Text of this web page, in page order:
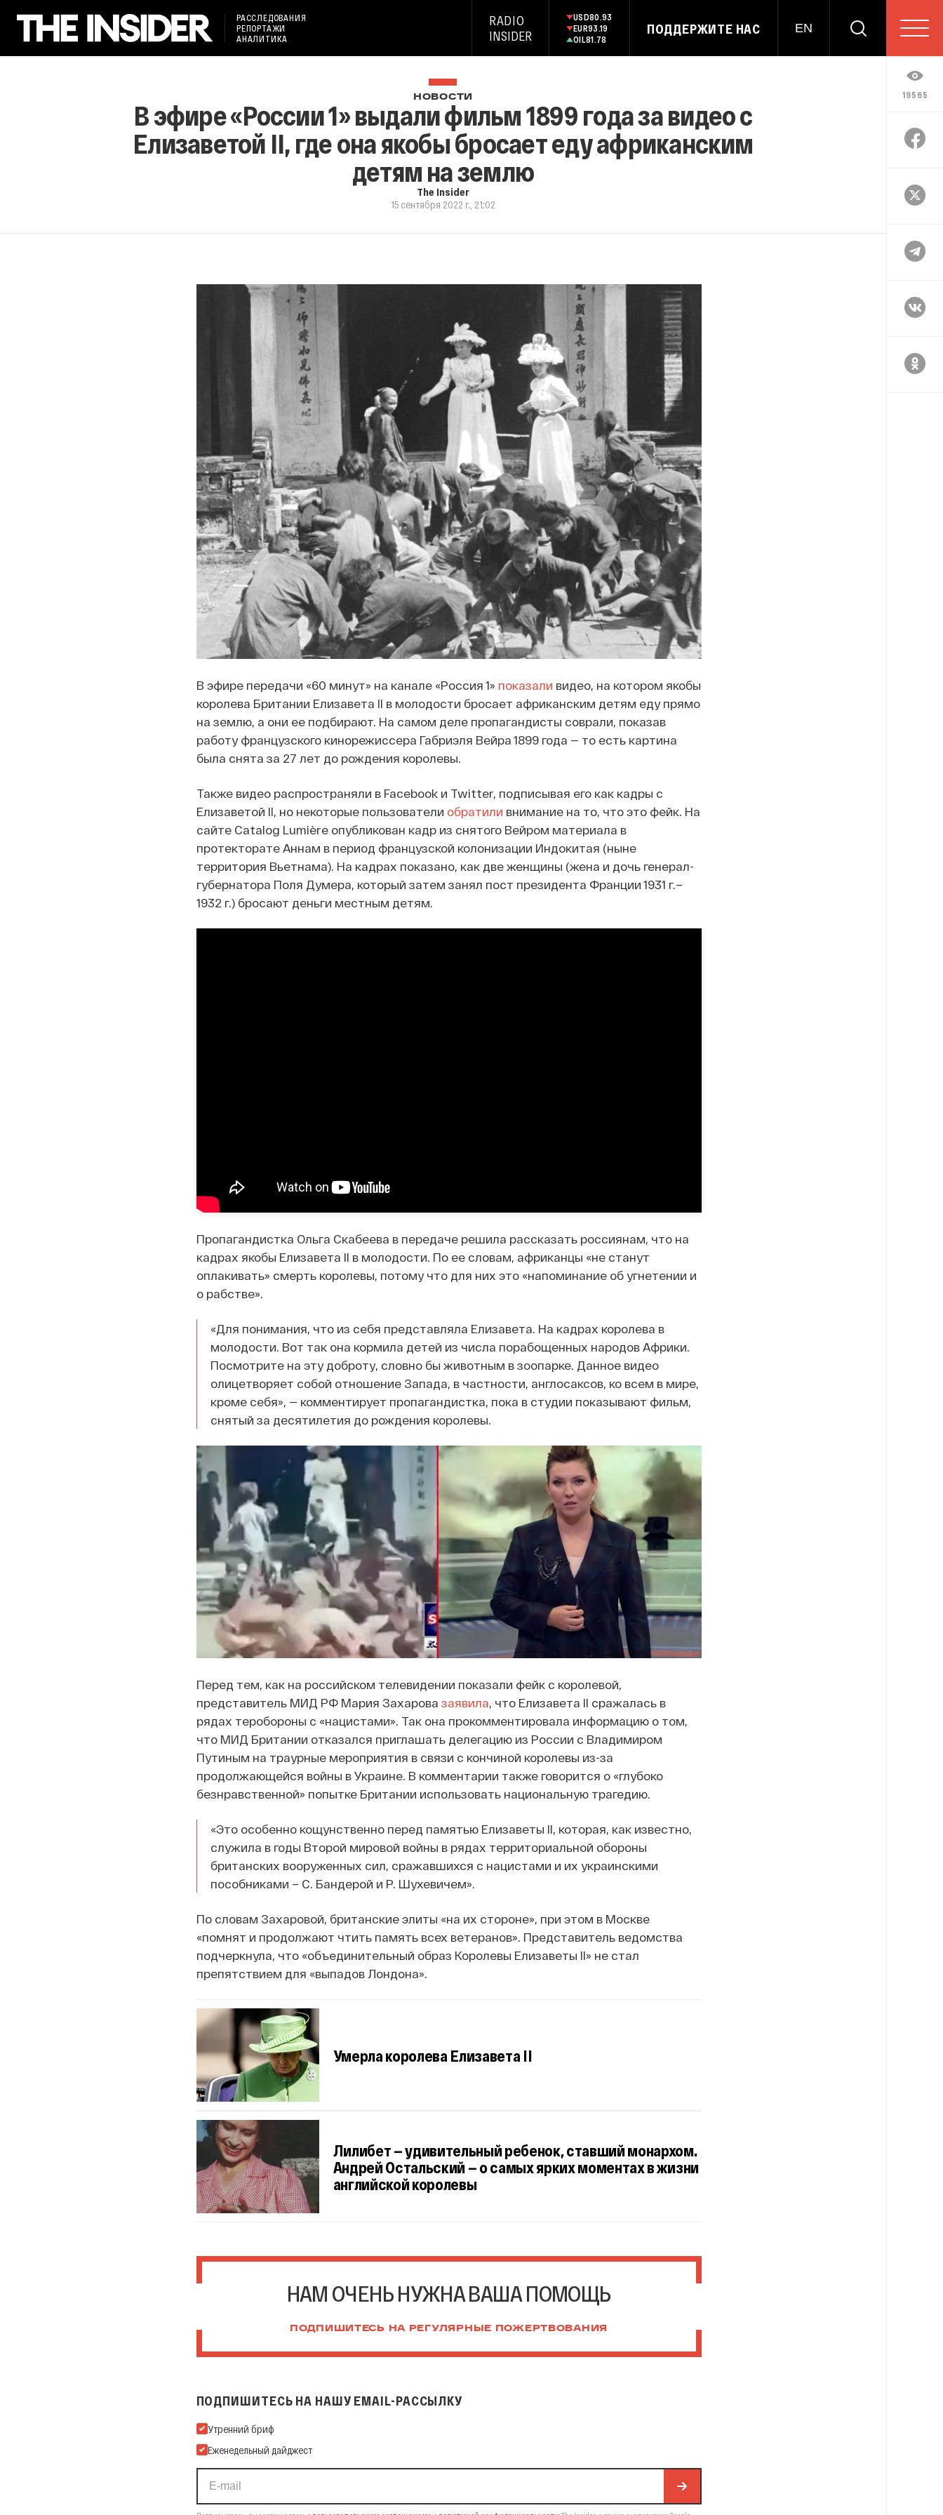
РАССЛЕДОВАНИЯ
РЕПОРТАЖИ
АНАЛИТИКА
RADIO
INSIDER
USD80.93
EUR93.19
OIL81.78
ПОДДЕРЖИТЕ НАС EN
19565
НОВОСТИ
В эфире «России 1» выдали фильм 1899 года за видео с
Елизаветой II, где она якобы бросает еду африканским
детям на землю
The Insider
15 сентября 2022 г., 21:02
В эфире передачи «60 минут» на канале «Россия 1» показали видео, на котором якобы
королева Британии Елизавета II в молодости бросает африканским детям еду прямо
на землю, а они ее подбирают. На самом деле пропагандисты соврали, показав
работу французского кинорежиссера Габриэля Вейра 1899 года — то есть картина
была снята за 27 лет до рождения королевы.
Также видео распространяли в Facebook и Twitter, подписывая его как кадры с
Елизаветой II, но некоторые пользователи обратили внимание на то, что это фейк. На
сайте Catalog Lumière опубликован кадр из снятого Вейром материала в
протекторате Аннам в период французской колонизации Индокитая (ныне
территория Вьетнама). На кадрах показано, как две женщины (жена и дочь генерал-
губернатора Поля Думера, который затем занял пост президента Франции 1931 г.–
1932 г.) бросают деньги местным детям.
Пропагандистка Ольга Скабеева в передаче решила рассказать россиянам, что на
кадрах якобы Елизавета II в молодости. По ее словам, африканцы «не станут
оплакивать» смерть королевы, потому что для них это «напоминание об угнетении и
о рабстве».
«Для понимания, что из себя представляла Елизавета. На кадрах королева в
молодости. Вот так она кормила детей из числа порабощенных народов Африки.
Посмотрите на эту доброту, словно бы животным в зоопарке. Данное видео
олицетворяет собой отношение Запада, в частности, англосаксов, ко всем в мире,
кроме себя», — комментирует пропагандистка, пока в студии показывают фильм,
снятый за десятилетия до рождения королевы.
Перед тем, как на российском телевидении показали фейк с королевой,
представитель МИД РФ Мария Захарова заявила, что Елизавета II сражалась в
рядах теробороны с «нацистами». Так она прокомментировала информацию о том,
что МИД Британии отказался приглашать делегацию из России с Владимиром
Путиным на траурные мероприятия в связи с кончиной королевы из-за
продолжающейся войны в Украине. В комментарии также говорится о «глубоко
безнравственной» попытке Британии использовать национальную трагедию.
«Это особенно кощунственно перед памятью Елизаветы II, которая, как известно,
служила в годы Второй мировой войны в рядах территориальной обороны
британских вооруженных сил, сражавшихся с нацистами и их украинскими
пособниками – С. Бандерой и Р. Шухевичем».
По словам Захаровой, британские элиты «на их стороне», при этом в Москве
«помнят и продолжают чтить память всех ветеранов». Представитель ведомства
подчеркнула, что «объединительный образ Королевы Елизаветы II» не стал
препятствием для «выпадов Лондона».
Умерла королева Елизавета II
Лилибет — удивительный ребенок, ставший монархом.
Андрей Остальский — о самых ярких моментах в жизни
английской королевы
НАМ ОЧЕНЬ НУЖНА ВАША ПОМОЩЬ
ПОДПИШИТЕСЬ НА РЕГУЛЯРНЫЕ ПОЖЕРТВОВАНИЯ
ПОДПИШИТЕСЬ НА НАШУ EMAIL-РАССЫЛКУ
Подпишитесь на нашу Email-рассылку
Утренний бриф
Еженедельный дайджест